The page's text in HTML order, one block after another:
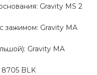
Gravity MS 2
зажимом: Gravity MA
Gravity MA
8705 BLK